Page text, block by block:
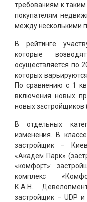
требованиям к
покупателям
между несколькими
В рейтинге
которые
осуществляется по
которых
По сравнению с 1
включения новых
новых застройщиков
В отдельных
изменения. В
застройщик –
«Академ Парк»
«комфорт»:
комплекс
К.А.Н.
застройщик – UDP